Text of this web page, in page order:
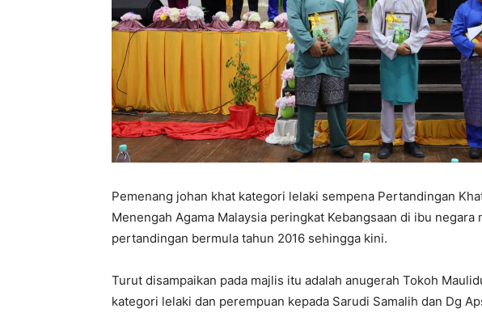
Pemenang johan khat kategori lelaki sempena Pertandingan
Menengah Agama Malaysia peringkat Kebangsaan di ibu
pertandingan bermula tahun 2016 sehingga kini.
Turut disampaikan pada majlis itu adalah anugerah Tokoh
kategori lelaki dan perempuan kepada Sarudi Samalih dan Dg